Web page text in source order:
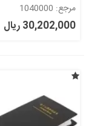
مرجع: 1040000
30,202,000 ریال